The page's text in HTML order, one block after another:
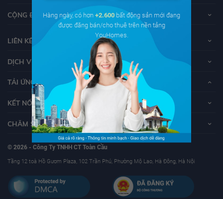
CỘNG ĐỒNG YOUHOMERS
LIÊN KẾT
DỊCH VỤ KHÁCH HÀNG
TẢI ỨNG DỤNG YOUHOMES
KẾT NỐI VỚI YOUHOMES
CHĂM SÓC KHÁCH HÀNG
© 2026 - Công Ty TNHH CT Toàn Cầu
Tầng 12 toà Hồ Gươm Plaza, 102 Trần Phú, Phường Mộ Lao, Hà Đông, Hà Nội
Hàng ngày, có hơn +2.600 bất động sản mới đang
được đăng bán/cho thuê trên nền tảng
YouHomes.